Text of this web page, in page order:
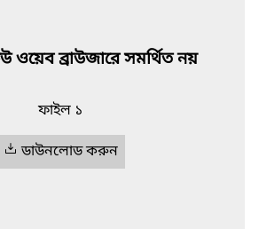
ওয়েব ব্রাউজারে সমর্থিত নয়
ফাইল ১
ডাউনলোড করুন